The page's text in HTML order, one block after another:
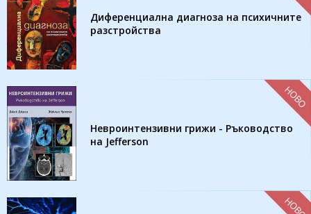
Диференциална диагноза на психичните
разстройства
Невроинтензивни грижи - Ръководство
на Jefferson
НОВО
НОВО